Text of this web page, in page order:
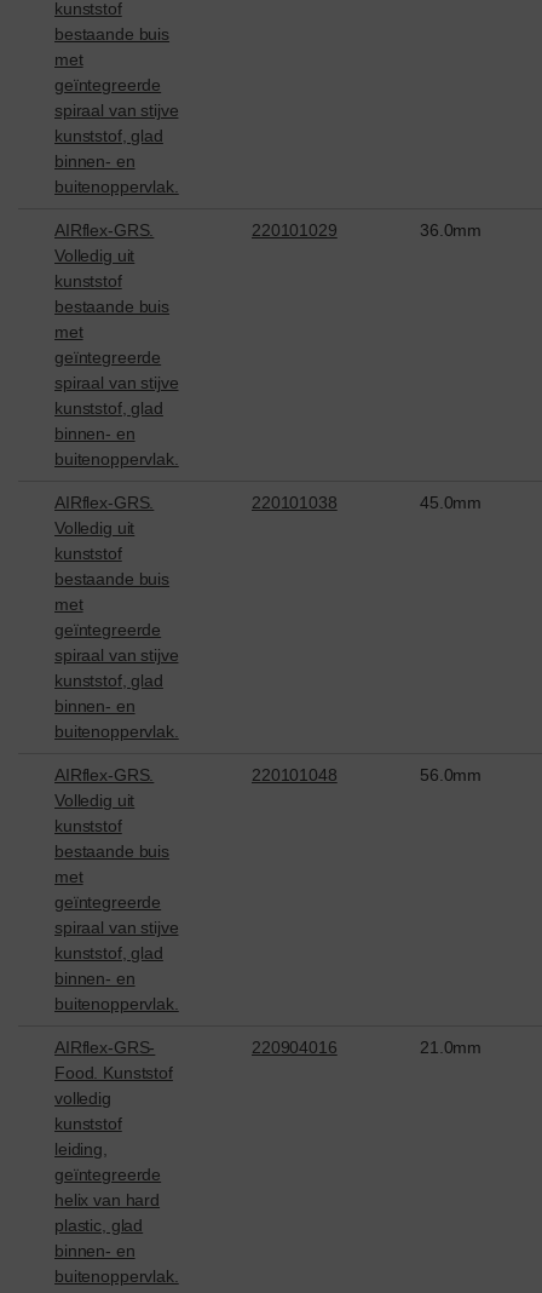
kunststof
bestaande buis
met
geïntegreerde
spiraal van stijve
kunststof, glad
binnen- en
buitenoppervlak.
AIRflex-GRS.
Volledig uit
kunststof
bestaande buis
met
geïntegreerde
spiraal van stijve
kunststof, glad
binnen- en
buitenoppervlak.
220101029 36.0mm
AIRflex-GRS.
Volledig uit
kunststof
bestaande buis
met
geïntegreerde
spiraal van stijve
kunststof, glad
binnen- en
buitenoppervlak.
220101038 45.0mm
AIRflex-GRS.
Volledig uit
kunststof
bestaande buis
met
geïntegreerde
spiraal van stijve
kunststof, glad
binnen- en
buitenoppervlak.
220101048 56.0mm
AIRflex-GRS-
Food. Kunststof
volledig
kunststof
leiding,
geïntegreerde
helix van hard
plastic, glad
binnen- en
buitenoppervlak.
220904016 21.0mm